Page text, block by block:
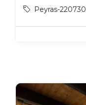
Peyras-220730